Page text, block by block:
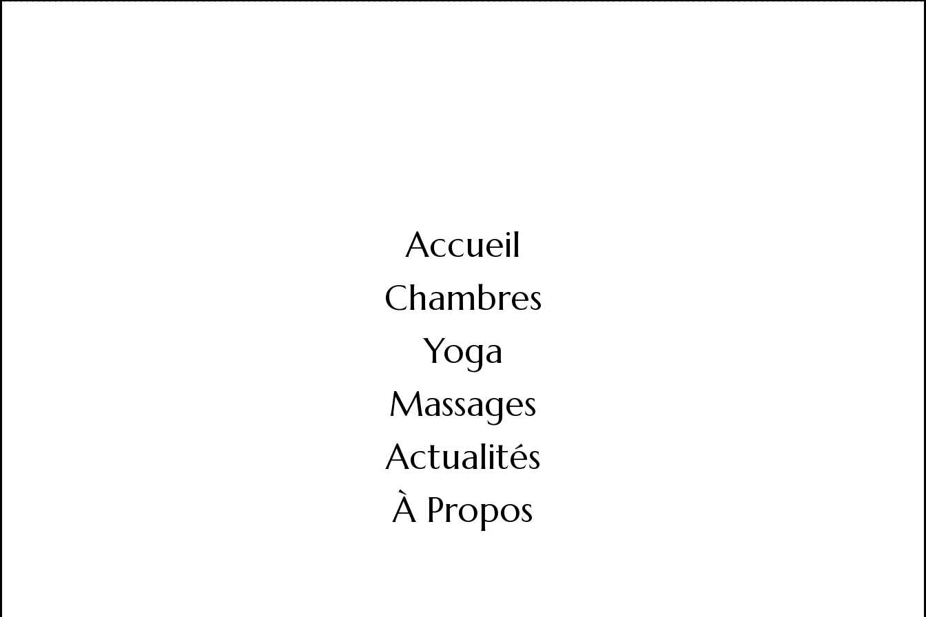
Accueil
Chambres
Yoga
Massages
Actualités
À Propos